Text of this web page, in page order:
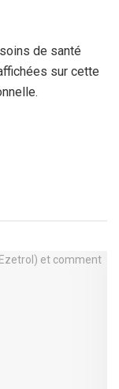
de santé
sur cette